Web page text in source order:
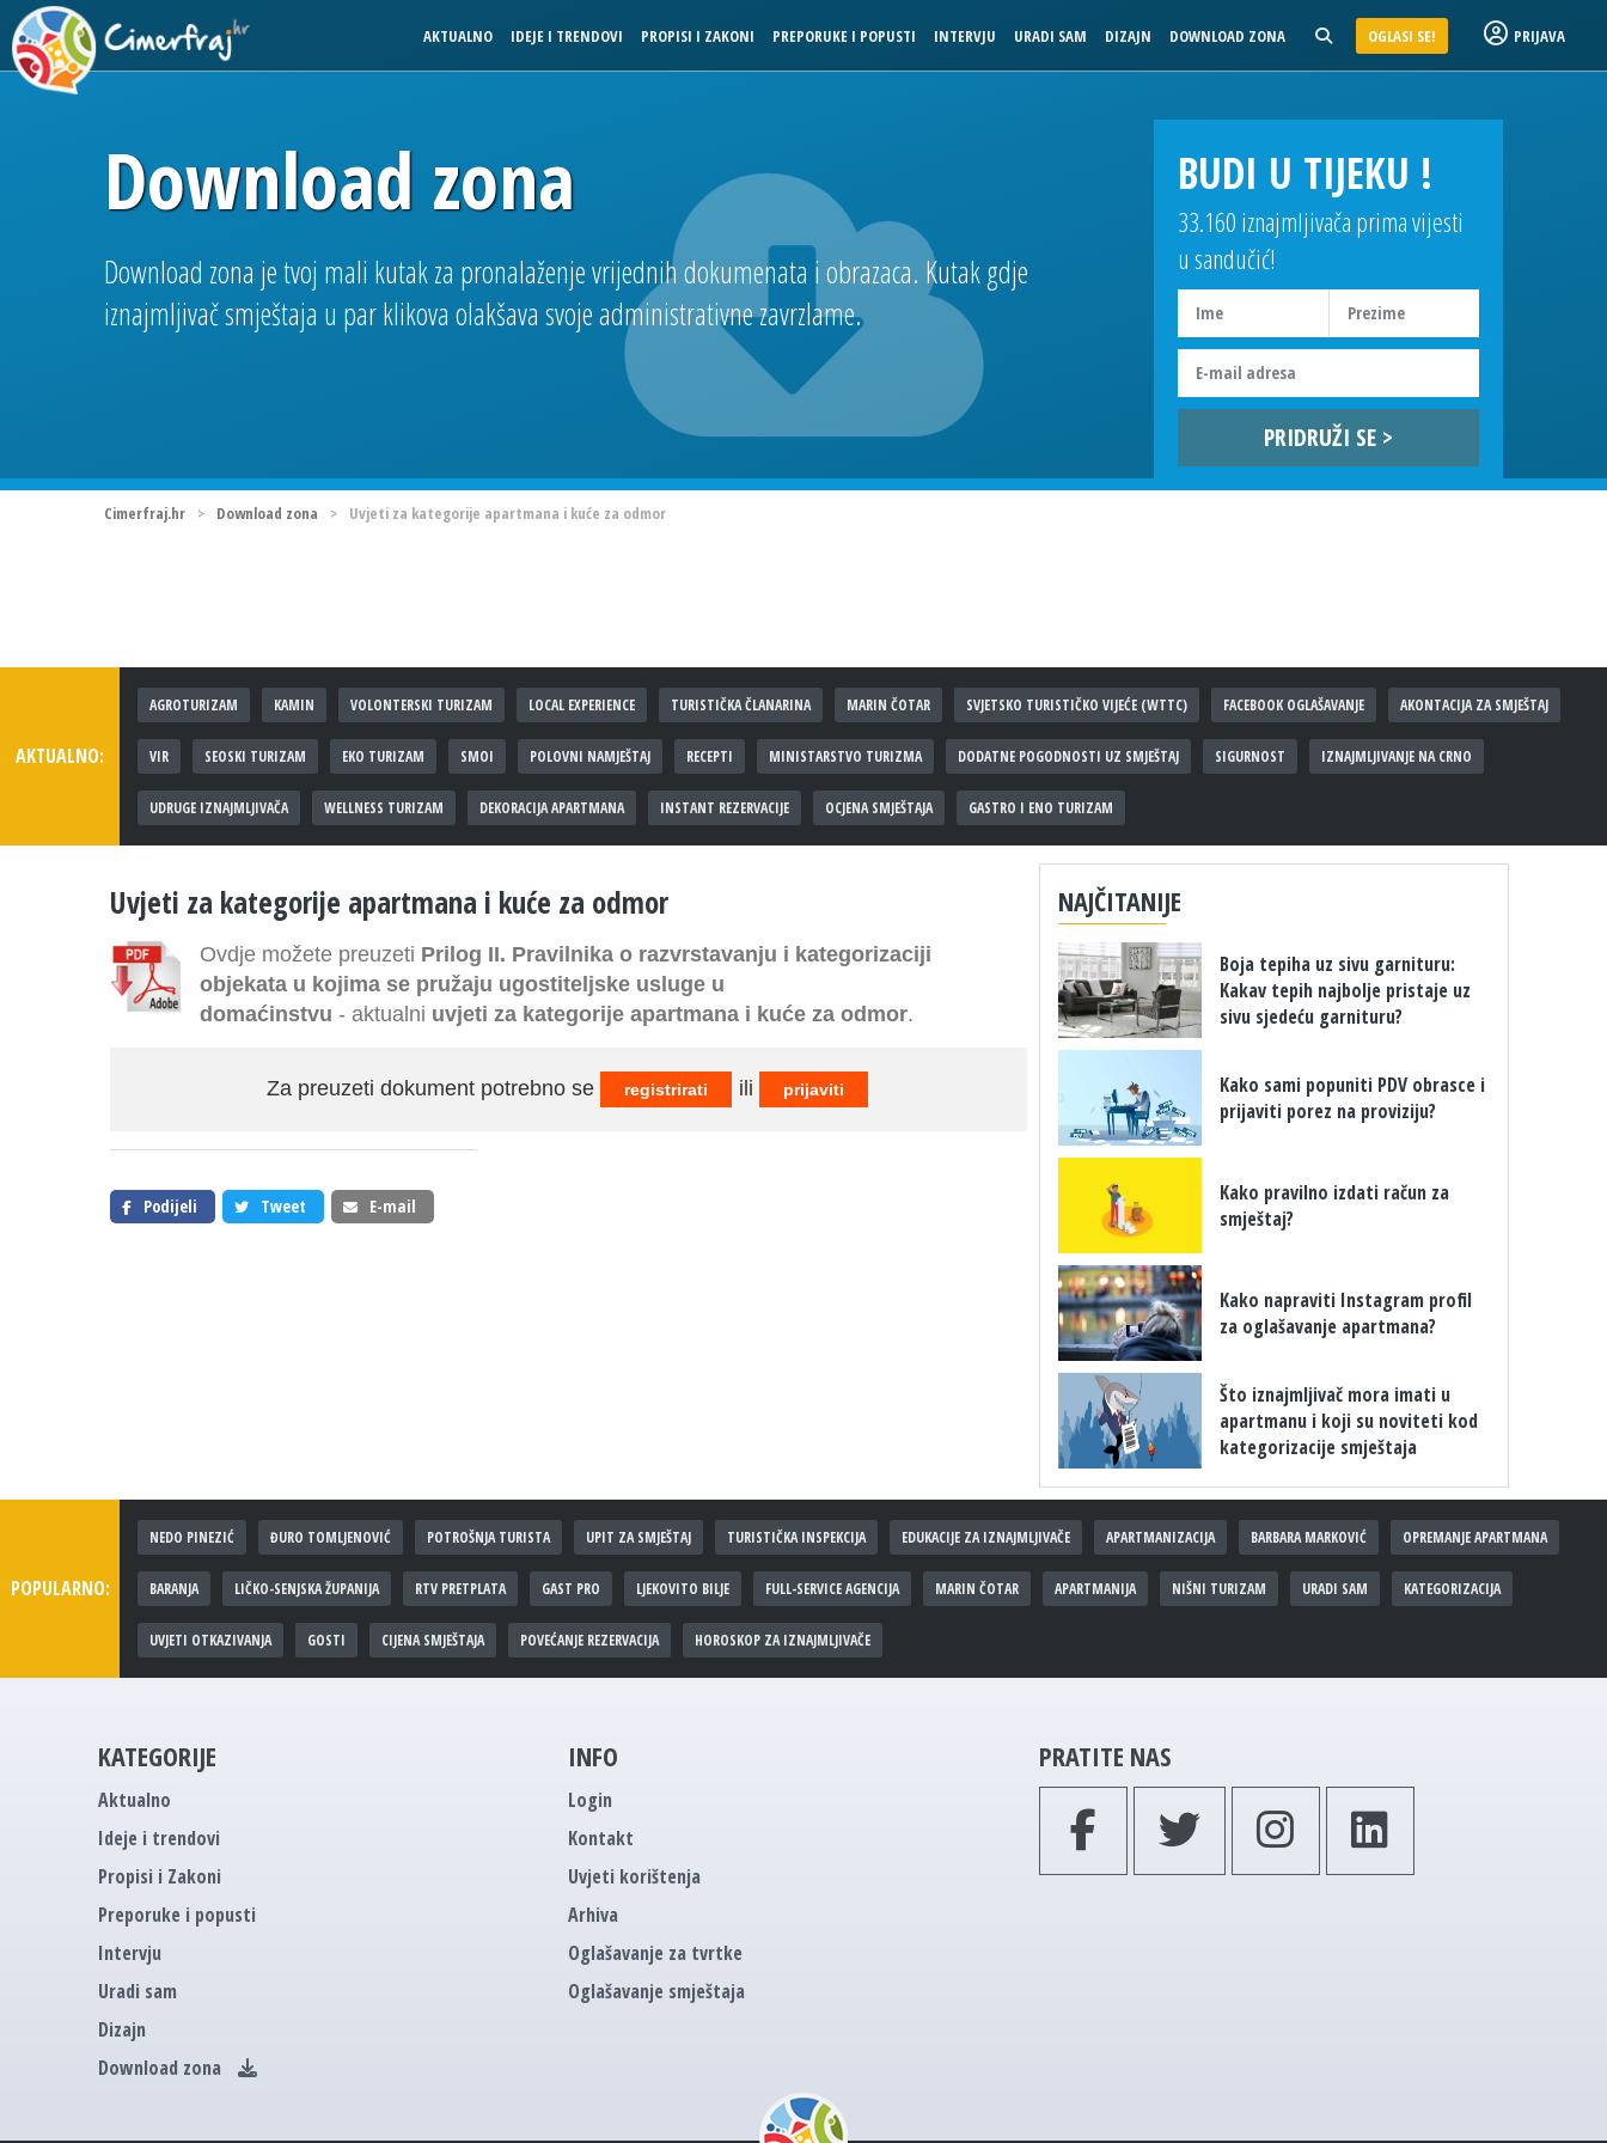
AKTUALNO IDEJE I TRENDOVI PROPISI I ZAKONI PREPORUKE I POPUSTI INTERVJU URADI SAM DIZAJN DOWNLOAD ZONA OGLASI SE! PRIJAVA
Download zona
Download zona je tvoj mali kutak za pronalaženje vrijednih dokumenata i obrazaca. Kutak gdje
iznajmljivač smještaja u par klikova olakšava svoje administrativne zavrzlame.
BUDI U TIJEKU !
33.160 iznajmljivača prima vijesti
u sandučić!
Cimerfraj.hr > Download zona > Uvjeti za kategorije apartmana i kuće za odmor
AKTUALNO:
AGROTURIZAM KAMIN VOLONTERSKI TURIZAM LOCAL EXPERIENCE TURISTIČKA ČLANARINA MARIN ČOTAR SVJETSKO TURISTIČKO VIJEĆE (WTTC) FACEBOOK OGLAŠAVANJE AKONTACIJA ZA SMJEŠTAJ
VIR SEOSKI TURIZAM EKO TURIZAM SMOI POLOVNI NAMJEŠTAJ RECEPTI MINISTARSTVO TURIZMA DODATNE POGODNOSTI UZ SMJEŠTAJ SIGURNOST IZNAJMLJIVANJE NA CRNO
UDRUGE IZNAJMLJIVAČA WELLNESS TURIZAM DEKORACIJA APARTMANA INSTANT REZERVACIJE OCJENA SMJEŠTAJA GASTRO I ENO TURIZAM
Uvjeti za kategorije apartmana i kuće za odmor
Ovdje možete preuzeti Prilog II. Pravilnika o razvrstavanju i kategorizaciji
objekata u kojima se pružaju ugostiteljske usluge u
domaćinstvu - aktualni uvjeti za kategorije apartmana i kuće za odmor.
Za preuzeti dokument potrebno se registrirati ili prijaviti
Podijeli Tweet E-mail
NAJČITANIJE
Boja tepiha uz sivu garnituru:
Kakav tepih najbolje pristaje uz
sivu sjedeću garnituru?
Kako sami popuniti PDV obrasce i
prijaviti porez na proviziju?
Kako pravilno izdati račun za
smještaj?
Kako napraviti Instagram profil
za oglašavanje apartmana?
Što iznajmljivač mora imati u
apartmanu i koji su noviteti kod
kategorizacije smještaja
POPULARNO:
NEDO PINEZIĆ ĐURO TOMLJENOVIĆ POTROŠNJA TURISTA UPIT ZA SMJEŠTAJ TURISTIČKA INSPEKCIJA EDUKACIJE ZA IZNAJMLJIVAČE APARTMANIZACIJA BARBARA MARKOVIĆ OPREMANJE APARTMANA
BARANJA LIČKO-SENJSKA ŽUPANIJA RTV PRETPLATA GAST PRO LJEKOVITO BILJE FULL-SERVICE AGENCIJA MARIN ČOTAR APARTMANIJA NIŠNI TURIZAM URADI SAM KATEGORIZACIJA
UVJETI OTKAZIVANJA GOSTI CIJENA SMJEŠTAJA POVEĆANJE REZERVACIJA HOROSKOP ZA IZNAJMLJIVAČE
KATEGORIJE
Aktualno
Ideje i trendovi
Propisi i Zakoni
Preporuke i popusti
Intervju
Uradi sam
Dizajn
Download zona
INFO
Login
Kontakt
Uvjeti korištenja
Arhiva
Oglašavanje za tvrtke
Oglašavanje smještaja
PRATITE NAS